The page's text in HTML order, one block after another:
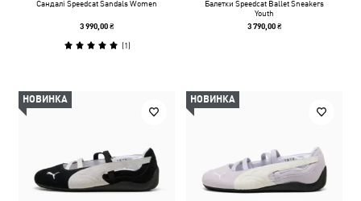
Сандалі Speedcat Sandals Women
3 990,00 ₴
(1)
Балетки Speedcat Ballet Sneakers
Youth
3 790,00 ₴
НОВИНКА НОВИНКА